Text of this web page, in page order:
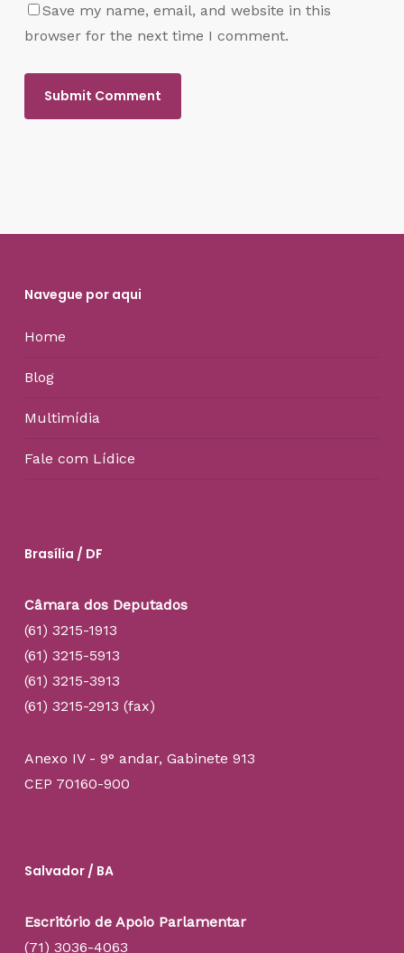
Save my name, email, and website in this
browser for the next time I comment.
Navegue por aqui
Home
Blog
Multimídia
Fale com Lídice
Brasília / DF
Câmara dos Deputados
(61) 3215-1913
(61) 3215-5913
(61) 3215-3913
(61) 3215-2913 (fax)
Anexo IV - 9° andar, Gabinete 913
CEP 70160-900
Salvador / BA
Escritório de Apoio Parlamentar
(71) 3036-4063